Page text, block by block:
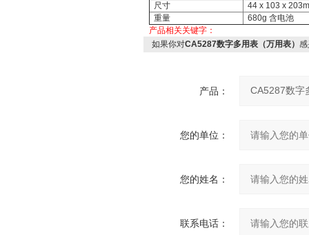
尺寸
44 x 103 x
重量
680g 含电池
产品相关关键字：
如果你对CA5287数字多用表（万用表）
产品：
您的单位：
您的姓名：
联系电话：